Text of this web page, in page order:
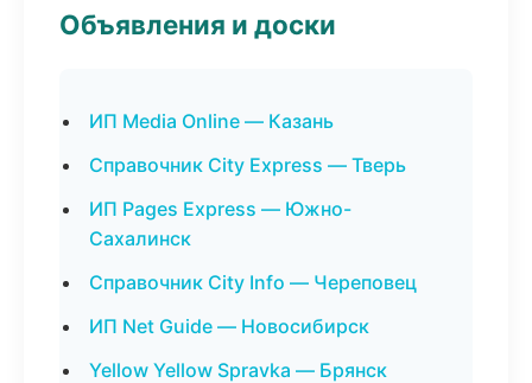
Объявления и доски
ИП Media Online — Казань
Справочник City Express — Тверь
ИП Pages Express — Южно-
Сахалинск
Справочник City Info — Череповец
ИП Net Guide — Новосибирск
Yellow Yellow Spravka — Брянск